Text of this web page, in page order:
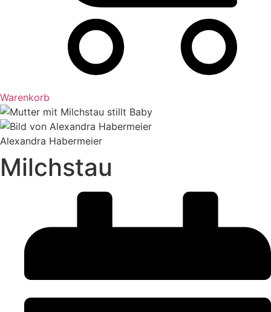
Warenkorb
Alexandra Habermeier
Milchstau